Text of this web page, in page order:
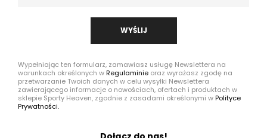
WYŚLIJ
Wypełniając ten formularz, zamawiasz usługę Newslettera na
warunkach określonych wRegulaminie oraz wyrażasz zgodę na
przetwarzanie Twoich danych w celu wysyłki Newslettera
zawierającego informacje o nowościach, ofertach i produktach w
sklepie Sporty Heaven, zgodnie z zasadami określonymi wPolityce
Prywatności.